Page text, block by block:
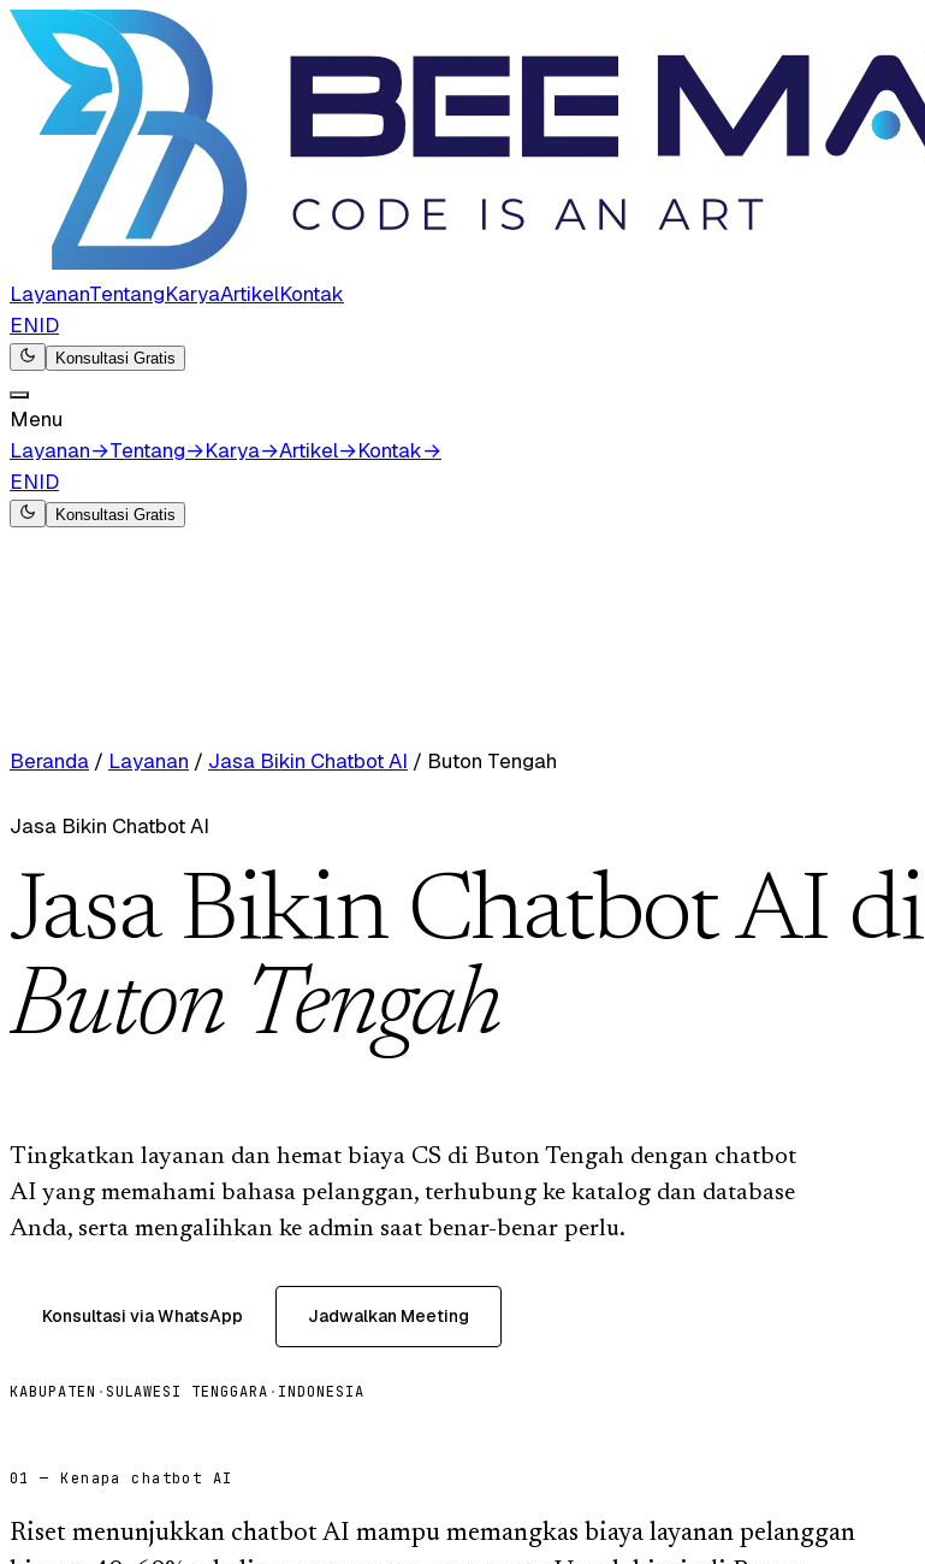
LayananTentangKaryaArtikelKontak
ENID
Konsultasi Gratis
Menu
Layanan→Tentang→Karya→Artikel→Kontak→
ENID
Konsultasi Gratis
Beranda / Layanan / Jasa Bikin Chatbot AI / Buton Tengah
Jasa Bikin Chatbot AI
Jasa Bikin Chatbot AI di
Buton Tengah
Tingkatkan layanan dan hemat biaya CS di Buton Tengah dengan chatbot
AI yang memahami bahasa pelanggan, terhubung ke katalog dan database
Anda, serta mengalihkan ke admin saat benar-benar perlu.
Konsultasi via WhatsApp Jadwalkan Meeting
KABUPATEN · SULAWESI TENGGARA · INDONESIA
01 — Kenapa chatbot AI
Riset menunjukkan chatbot AI mampu memangkas biaya layanan pelanggan